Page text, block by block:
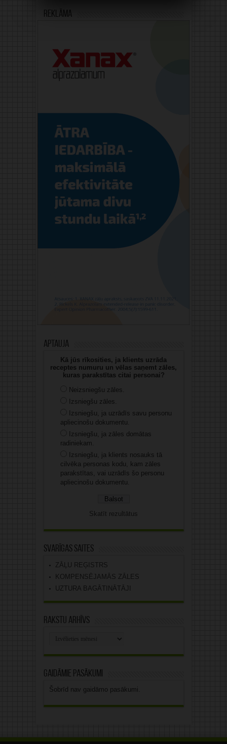
Reklāma
Aptauja
Kā jūs rīkosities, ja klients uzrāda
receptes numuru un vēlas saņemt zāles,
kuras parakstītas citai personai?
Neizsniegšu zāles.
Izsniegšu zāles.
Izsniegšu, ja uzrādīs savu personu
apliecinošu dokumentu.
Izsniegšu, ja zāles domātas
radiniekam.
Izsniegšu, ja klients nosauks tā
cilvēka personas kodu, kam zāles
parakstītas, vai uzrādīs šo personu
apliecinošu dokumentu.
Skatīt rezultātus
Svarīgas saites
ZĀĻU REĢISTRS
KOMPENSĒJAMĀS ZĀLES
UZTURA BAGĀTINĀTĀJI
Rakstu arhīvs
Gaidāmie pasākumi
Šobrīd nav gaidāmo pasākumi.